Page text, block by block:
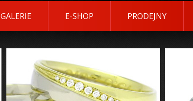
GALERIE E-SHOP PRODEJNY